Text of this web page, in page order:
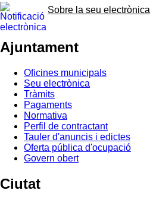
Sobre la seu electrònica
Ajuntament
Oficines municipals
Seu electrònica
Tràmits
Pagaments
Normativa
Perfil de contractant
Tauler d'anuncis i edictes
Oferta pública d'ocupació
Govern obert
Ciutat